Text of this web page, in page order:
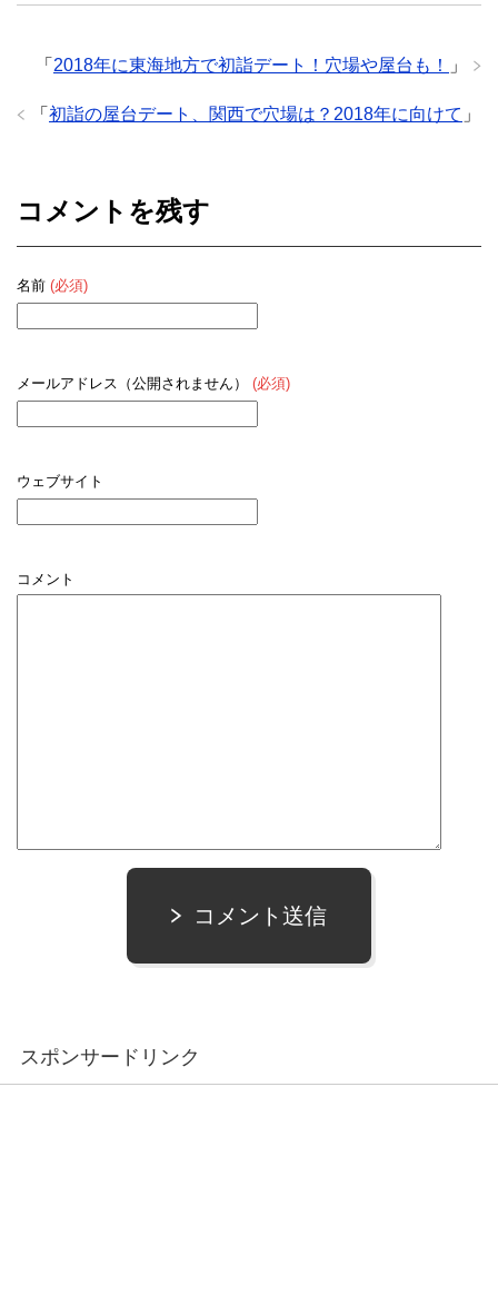
「 2018年に東海地方で初詣デート！穴場や屋台も！ 」
「 初詣の屋台デート、関西で穴場は？2018年に向けて 」
コメントを残す
名前 (必須)
メールアドレス（公開されません） (必須)
ウェブサイト
コメント
コメント送信
スポンサードリンク